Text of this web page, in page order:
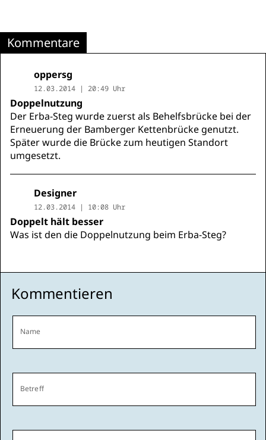
Kommentare
oppersg
12.03.2014 | 20:49 Uhr
Doppelnutzung
Der Erba-Steg wurde zuerst als Behelfsbrücke bei der
Erneuerung der Bamberger Kettenbrücke genutzt.
Später wurde die Brücke zum heutigen Standort
umgesetzt.
Designer
12.03.2014 | 10:08 Uhr
Doppelt hält besser
Was ist den die Doppelnutzung beim Erba-Steg?
Kommentieren
Name
Betreff